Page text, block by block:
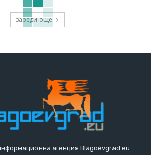
зареди още
агенция Blagoevgrad.eu